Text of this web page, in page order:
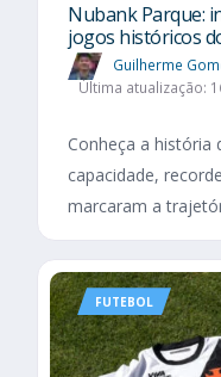
Nubank Parque:
jogos históricos
Guilherme
Última atualização:
Conheça a história
capacidade,
marcaram a
FUTEBOL